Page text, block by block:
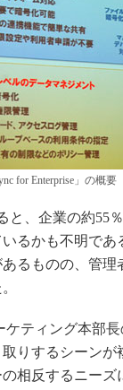
for Enterprise」の概要
、企業の約55
るかも不明で
るものの、管
ティング本部
りするシーン
相反するニー